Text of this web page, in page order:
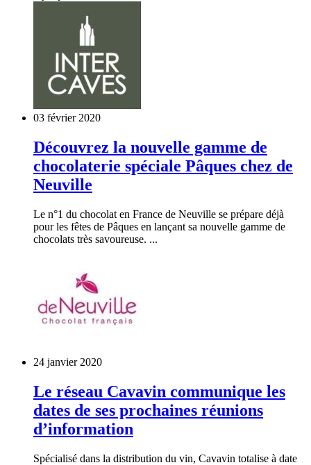
03 février 2020
Découvrez la nouvelle gamme de
chocolaterie spéciale Pâques chez de
Neuville
Le n°1 du chocolat en France de Neuville se prépare déjà
pour les fêtes de Pâques en lançant sa nouvelle gamme de
chocolats très savoureuse. ...
24 janvier 2020
Le réseau Cavavin communique les
dates de ses prochaines réunions
d’information
Spécialisé dans la distribution du vin, Cavavin totalise à date